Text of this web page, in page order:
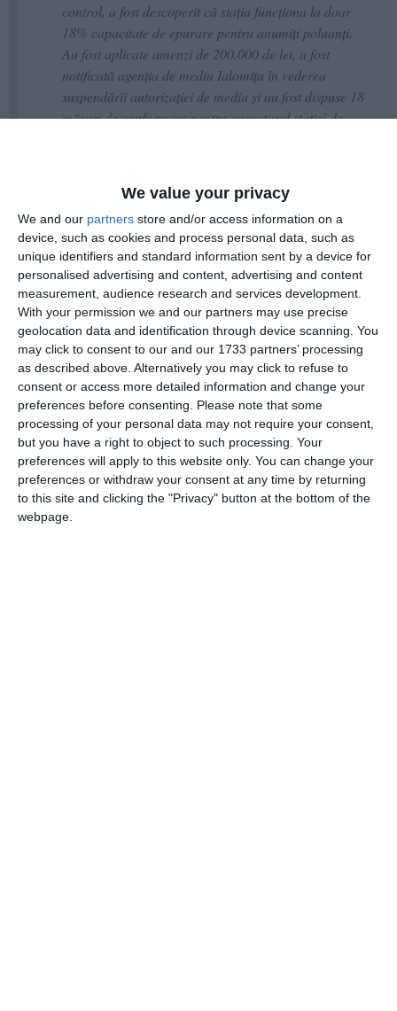
We value your privacy
We and our partners store and/or access information on a
device, such as cookies and process personal data, such as
unique identifiers and standard information sent by a device for
personalised advertising and content, advertising and content
measurement, audience research and services development.
With your permission we and our partners may use precise
geolocation data and identification through device scanning. You
may click to consent to our and our 1733 partners’ processing
as described above. Alternatively you may click to refuse to
consent or access more detailed information and change your
preferences before consenting. Please note that some
processing of your personal data may not require your consent,
but you have a right to object to such processing. Your
preferences will apply to this website only. You can change your
preferences or withdraw your consent at any time by returning
to this site and clicking the "Privacy" button at the bottom of the
webpage.
control, a fost descoperit că stația funcționa la doar
18% capacitate de epurare pentru anumiți poluanți.
Au fost aplicate amenzi de 200.000 de lei, a fost
notificată agenția de mediu Ialomița în vederea
suspendării autorizației de mediu și au fost dispuse 18
măsuri de conformare pentru operatorul stației de
uzate neepurate în râul Ialomița, a fost întocmită
sesizare penală! Poluarea resurselor de apă poate
constitui infracțiune și se pedepsește cu închisoare de
la 1 la 5 ani.